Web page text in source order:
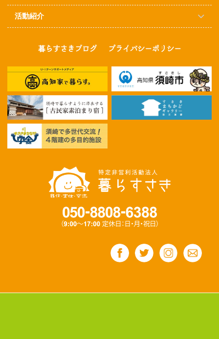
活動紹介
暮らすさきブログ プライバシーポリシー